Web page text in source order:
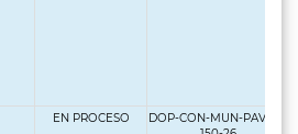
EN PROCESO
DOP-CON-MUN-PAV-LP-